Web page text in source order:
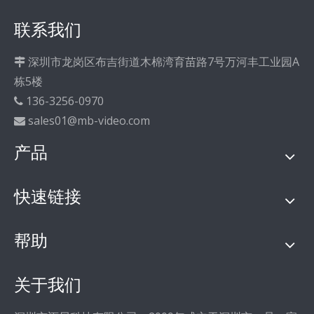
联系我们
 深圳市龙岗区布吉街道木棉湾育苗路7号万河丰工业园A
栋5楼
 136-3256-0970
 sales01@mb-video.com
产品
快速链接
帮助
关于我们